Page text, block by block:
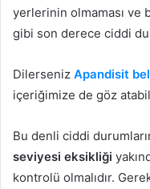
yerlerinin olmaması ve
gibi son derece ciddi
Dilerseniz Apandisit
içeriğimize de göz
Bu denli ciddi
seviyesi eksikliği
kontrolü olmalıdır.